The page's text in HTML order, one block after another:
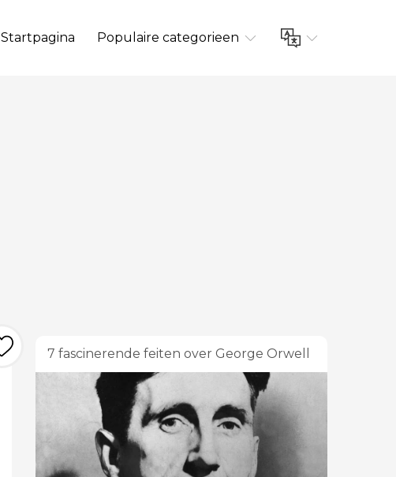
Startpagina Populaire categorieen
7 fascinerende feiten over George Orwell